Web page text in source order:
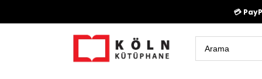
💳